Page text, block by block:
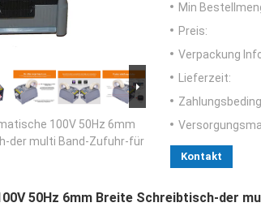
100V 50Hz 6mm
der multi Band-Zufuhr-für
Min
Preis:
Verpackung
Lieferzeit:
Kontakt
50Hz 6mm Breite Schreibtisch-der